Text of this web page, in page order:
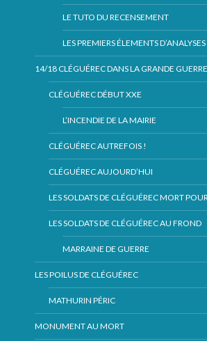
LE TUTO DU RECENSEMENT
LES PREMIERS ÉLEMENTS D’ANALYSES
14/18 CLÉGUÉREC DANS LA GRANDE
CLÉGUÉREC DÉBUT XXE
L’INCENDIE DE LA MAIRIE
CLÉGUÉREC AUTREFOIS !
CLÉGUÉREC AUJOURD’HUI
LES SOLDATS DE CLÉGUÉREC MORT
LES SOLDATS DE CLÉGUÉREC AU FROND
MARRAINE DE GUERRE
LES POILUS DE CLÉGUÉREC
MATHURIN PÉRIC
MONUMENT AU MORT